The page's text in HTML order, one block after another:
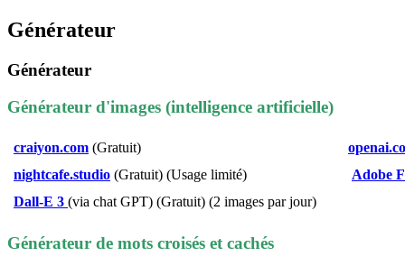
Générateur
Générateur
Générateur d'images (intelligence artificielle)
craiyon.com (Gratuit)
nightcafe.studio (Gratuit) (Usage limité)
Adobe
Dall-E 3 (via chat GPT) (Gratuit) (2 images par jour)
Générateur de mots croisés et cachés